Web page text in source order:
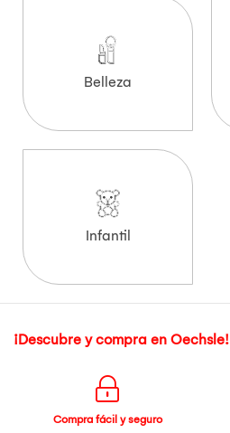
Belleza
Infantil
¡Descubre y compra en Oechsle!
Compra fácil y seguro